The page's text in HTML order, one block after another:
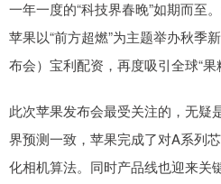
一年一度的“科技界春晚”如期而至
苹果以“前方超燃”为主题举办秋季
布会）宝利配资，再度吸引全球“果
此次苹果发布会最受关注的，无疑
界预测一致，苹果完成了对A系列
化相机算法。同时产品线也迎来关